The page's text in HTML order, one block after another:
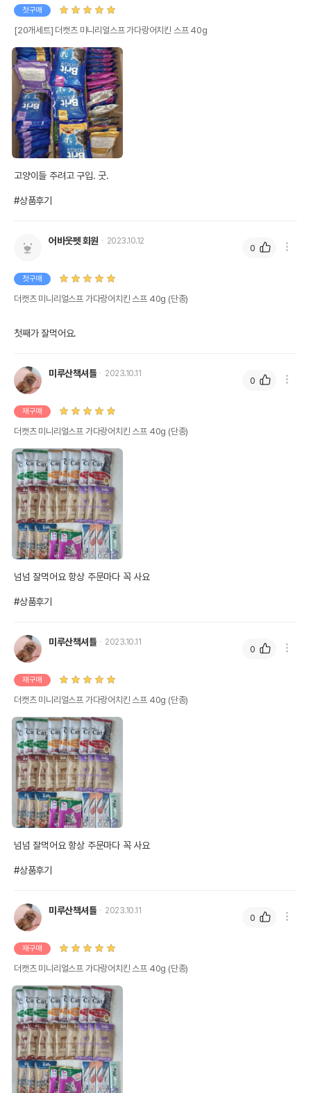
첫구매
[20개세트] 더캣츠 미니리얼스프 가다랑어치킨 스프 40g
고양이들 주려고 구입. 굿.
#상품후기
어바웃펫 회원 2023.10.12
첫구매
더캣츠 미니리얼스프 가다랑어치킨 스프 40g (단종)
첫째가 잘먹어요.
0
미루산책셔틀 2023.10.11
재구매
더캣츠 미니리얼스프 가다랑어치킨 스프 40g (단종)
넘넘 잘먹어요 항상 주문마다 꼭 사요
#상품후기
0
미루산책셔틀 2023.10.11
재구매
더캣츠 미니리얼스프 가다랑어치킨 스프 40g (단종)
넘넘 잘먹어요 항상 주문마다 꼭 사요
#상품후기
0
미루산책셔틀 2023.10.11
재구매
더캣츠 미니리얼스프 가다랑어치킨 스프 40g (단종)
0